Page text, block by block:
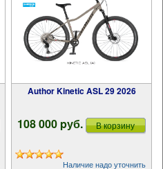
Author Kinetic ASL 29 2026
108 000 pуб. В корзину
Наличие надо уточнить